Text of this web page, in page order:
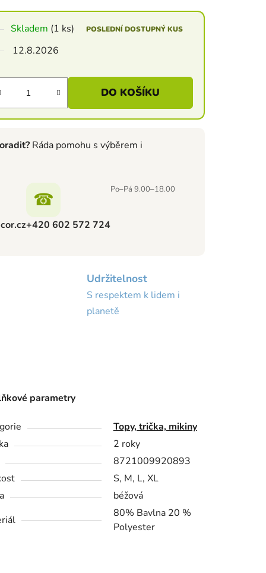
Skladem (1 ks) POSLEDNÍ DOSTUPNÝ KUS
12.8.2026
DO KOŠÍKU
Ráda pomohu s výběrem i
☎
+420 602 572 724
Po–Pá 9.00–18.00
Udržitelnost
S respektem k lidem i
planetě
parametry
Topy, trička, mikiny
2 roky
8721009920893
S, M, L, XL
béžová
80% Bavlna 20 %
Polyester